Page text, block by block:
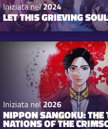
Iniziata nel2024
LET THIS GRIEVING
Iniziata nel2026
NIPPON SANGOKU: THE
NATIONS OF THE